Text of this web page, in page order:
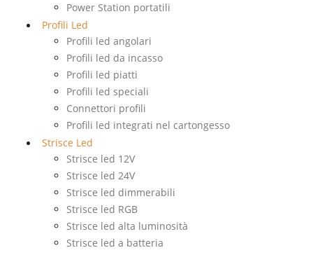
Power Station portatili
Profili Led
Profili led angolari
Profili led da incasso
Profili led piatti
Profili led speciali
Connettori profili
Profili led integrati nel cartongesso
Strisce Led
Strisce led 12V
Strisce led 24V
Strisce led dimmerabili
Strisce led RGB
Strisce led alta luminosità
Strisce led a batteria